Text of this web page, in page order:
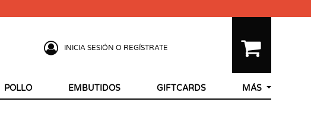
INICIA SESIÓN O REGÍSTRATE
POLLO EMBUTIDOS GIFTCARDS MÁS